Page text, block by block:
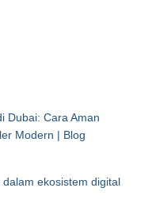
Dubai: Cara Aman
Modern | Blog
ekosistem digital